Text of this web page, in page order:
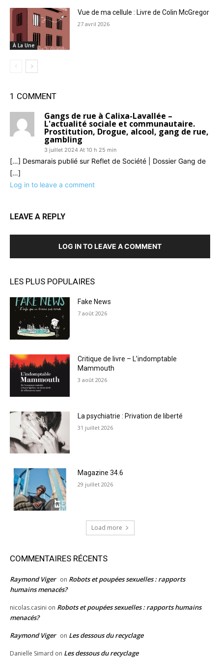
À La Une
Vue de ma cellule : Livre de Colin McGregor
27 avril 2026
1 COMMENT
Gangs de rue à Calixa-Lavallée –
L'actualité sociale et communautaire.
Prostitution, Drogue, alcool, gang de rue,
gambling
3 juillet 2024 At 10 h 25 min
[…] Desmarais publié sur Reflet de Société | Dossier Gang de
[…]
Log in to leave a comment
LEAVE A REPLY
LOG IN TO LEAVE A COMMENT
LES PLUS POPULAIRES
Fake News
7 août 2026
Critique de livre – L’indomptable
Mammouth
3 août 2026
La psychiatrie : Privation de liberté
31 juillet 2026
Magazine 34.6
29 juillet 2026
Load more
COMMENTAIRES RÉCENTS
Raymond Viger on Robots et poupées sexuelles : rapports
humains menacés?
nicolas.casini on Robots et poupées sexuelles : rapports humains
menacés?
Raymond Viger on Les dessous du recyclage
Danielle Simard on Les dessous du recyclage